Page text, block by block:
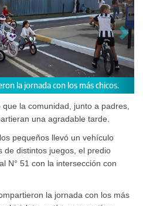
la jornada con los más chicos.
la comunidad, junto a padres,
una agradable tarde.
pequeños llevó un vehículo
de distintos juegos, el predio
N° 51 con la intersección con
la jornada con los más